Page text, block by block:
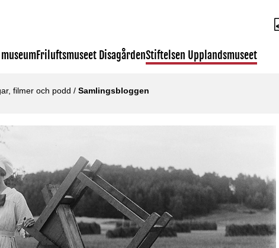
Friluftsmuseet DisagårdenStiftelsen Upplandsmuseet
filmer och podd / Samlingsbloggen